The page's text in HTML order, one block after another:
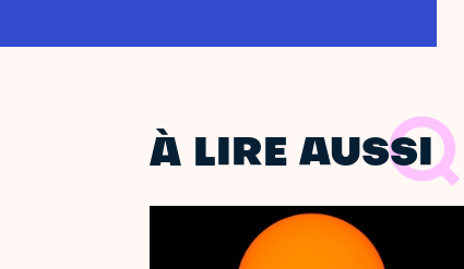
À LIRE AUSSI